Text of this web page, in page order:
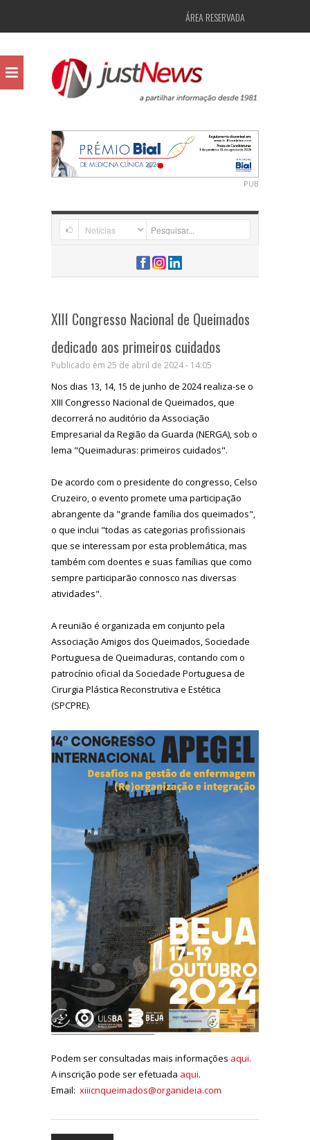
ÁREA RESERVADA
PUB
XIII Congresso Nacional de Queimados
dedicado aos primeiros cuidados
Publicado em 25 de abril de 2024 - 14:05
Nos dias 13, 14, 15 de junho de 2024 realiza-se o
XIII Congresso Nacional de Queimados, que
decorrerá no auditório da Associação
Empresarial da Região da Guarda (NERGA), sob o
lema "Queimaduras: primeiros cuidados".
De acordo com o presidente do congresso, Celso
Cruzeiro, o evento promete uma participação
abrangente da "grande família dos queimados",
o que inclui "todas as categorias profissionais
que se interessam por esta problemática, mas
também com doentes e suas famílias que como
sempre participarão connosco nas diversas
atividades".
A reunião é organizada em conjunto pela
Associação Amigos dos Queimados, Sociedade
Portuguesa de Queimaduras, contando com o
patrocínio oficial da Sociedade Portuguesa de
Cirurgia Plástica Reconstrutiva e Estética
(SPCPRE).
Podem ser consultadas mais informações aqui.
A inscrição pode ser efetuada aqui.
Email: xiiicnqueimados@organideia.com